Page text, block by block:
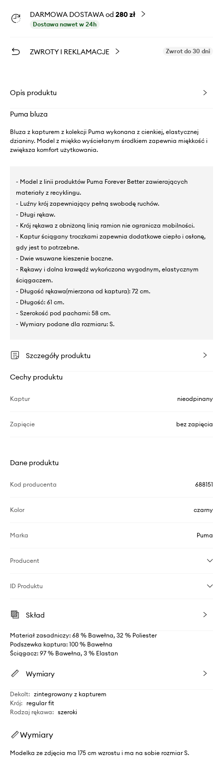
DARMOWA DOSTAWA od 280 zł
Dostawa nawet w 24h
ZWROTY I REKLAMACJE Zwrot do 30 dni
Opis produktu
Puma bluza
Bluza z kapturem z kolekcji Puma wykonana z cienkiej, elastycznej
dzianiny. Model z miękko wyściełanym środkiem zapewnia miękkość i
zwiększa komfort użytkowania.
- Model z linii produktów Puma Forever Better zawierających
materiały z recyklingu.
- Luźny krój zapewniający pełną swobodę ruchów.
- Długi rękaw.
- Krój rękawa z obniżoną linią ramion nie ogranicza mobilności.
- Kaptur ściągany troczkami zapewnia dodatkowe ciepło i osłonę,
gdy jest to potrzebne.
- Dwie wsuwane kieszenie boczne.
- Rękawy i dolna krawędź wykończona wygodnym, elastycznym
ściągaczem.
- Długość rękawa(mierzona od kaptura): 72 cm.
- Długość: 61 cm.
- Szerokość pod pachami: 58 cm.
- Wymiary podane dla rozmiaru: S.
Szczegóły produktu
Cechy produktu
Kaptur nieodpinany
Zapięcie bez zapięcia
Dane produktu
Kod producenta 688151
Kolor czarny
Marka Puma
Producent
ID Produktu
Skład
Materiał zasadniczy: 68 % Bawełna, 32 % Poliester
Podszewka kaptura: 100 % Bawełna
Ściągacz: 97 % Bawełna, 3 % Elastan
Wymiary
Dekolt: zintegrowany z kapturem
Krój: regular fit
Rodzaj rękawa: szeroki
Wymiary
Modelka ze zdjęcia ma 175 cm wzrostu i ma na sobie rozmiar S.